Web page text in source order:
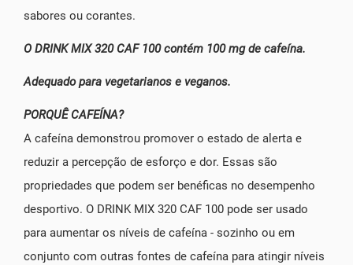
sabores ou corantes.
O DRINK MIX 320 CAF 100 contém 100 mg de cafeína.
Adequado para vegetarianos e veganos.
PORQUÊ CAFEÍNA?
A cafeína demonstrou promover o estado de alerta e
reduzir a percepção de esforço e dor. Essas são
propriedades que podem ser benéficas no desempenho
desportivo. O DRINK MIX 320 CAF 100 pode ser usado
para aumentar os níveis de cafeína - sozinho ou em
conjunto com outras fontes de cafeína para atingir níveis